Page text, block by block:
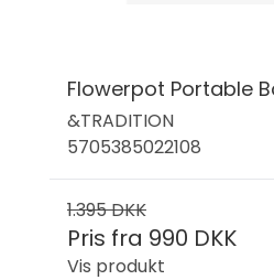
Flowerpot Portable
&TRADITION
5705385022108
1.395 DKK
Pris fra 990 DKK
Vis produkt